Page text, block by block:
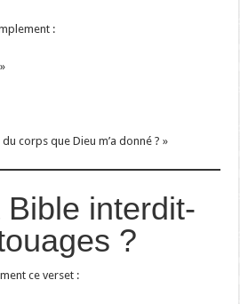
:
corps que Dieu m’a donné ? »
interdit-
?
ce verset :